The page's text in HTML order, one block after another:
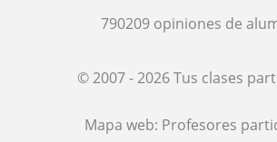
790209 opiniones de
© 2007 - 2026 Tus clases
Mapa web: Profesores